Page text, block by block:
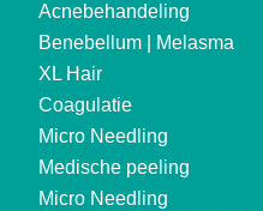
Acnebehandeling
Benebellum | Melasma
XL Hair
Coagulatie
Micro Needling
Medische peeling
Micro Needling